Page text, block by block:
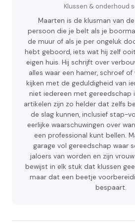
Klussen & onderhoud
Maarten is de klusman van
persoon die je belt als je
de muur of als je per ongeluk
hebt geboord, iets wat hij zelf
eigen huis. Hij schrijft over
alles waar een hamer, schroef
kijken met de geduldigheid van
niet iedereen met gereedschap
artikelen zijn zo helder dat zelfs
de slag kunnen, inclusief stap-
eerlijke waarschuwingen over
een professional kunt bellen.
garage vol gereedschap waar
jaloers van worden en zijn
bewijst in elk stuk dat klussen
maar dat een beetje
bespaart.